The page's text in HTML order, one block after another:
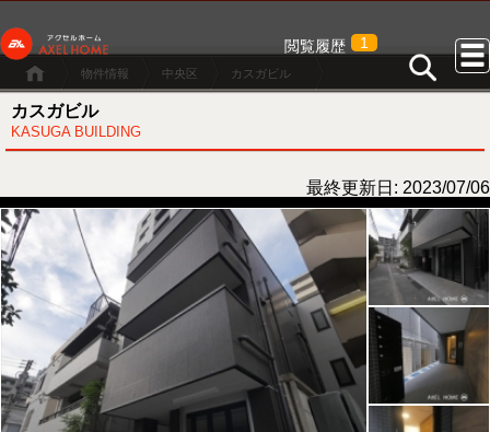
閲覧履歴 1
物件情報 中央区 カスガビル
カスガビル
KASUGA BUILDING
最終更新日: 2023/07/06